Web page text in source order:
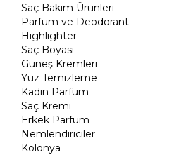
Saç Bakım Ürünleri
Parfüm ve Deodorant
Highlighter
Saç Boyası
Güneş Kremleri
Yüz Temizleme
Kadın Parfüm
Saç Kremi
Erkek Parfüm
Nemlendiriciler
Kolonya